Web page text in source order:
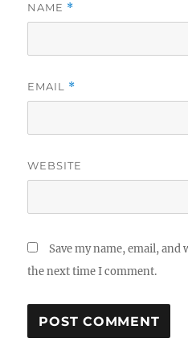
NAME *
EMAIL *
WEBSITE
Save my name, email,
the next time I comment.